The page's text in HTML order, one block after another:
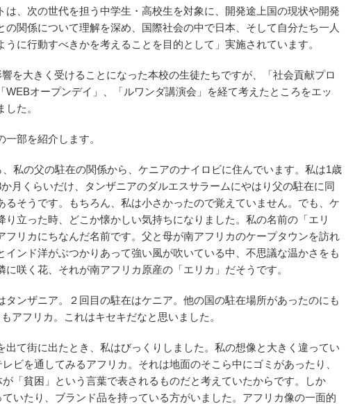
は、次の世代を担う中学生・高校生を対象に、開発途上国の現状や開発
の関係について理解を深め、国際社会の中で日本、そして自分たち一人
うに行動すべきかを考えることを目的として」実施されています。
を大きく受けることになった本校の生徒たちですが、「社会貢献プロ
WEBオープンデイ」、「ルワンダ講演会」を経て考えたところをエッ
た。
一部を紹介します。
、私の父の駐在の関係から、ケニアのナイロビに住んでいます。私は1歳
月くらいだけ、タンザニアのダルエスサラームにやはり父の駐在に同
るそうです。もちろん、私は小さかったので覚えていません。でも、ケ
り立った時、どこか懐かしい気持ちになりました。私の名前の「エリ
フリカにちなんだ名前です。父と母が南アフリカのケープタウンを訪れ
インド洋がぶつかりあって強い風が吹いている中、不思議な温かさをも
に咲く花、それが南アフリカ原産の「エリカ」だそうです。
タンザニア。２回目の駐在はケニア。他の国の駐在場所があったのにも
アフリカ。これはキセキだなと思いました。
出て街に出たとき、私はびっくりしました。私の想像と大きく違ってい
ビを通してみるアフリカ。それは地面のそこら中にゴミがあったり、
「貧困」という言葉で表されるものだと考えていたからです。しか
いたり、ブランド品を持っている方がいました。アフリカ像の一面的